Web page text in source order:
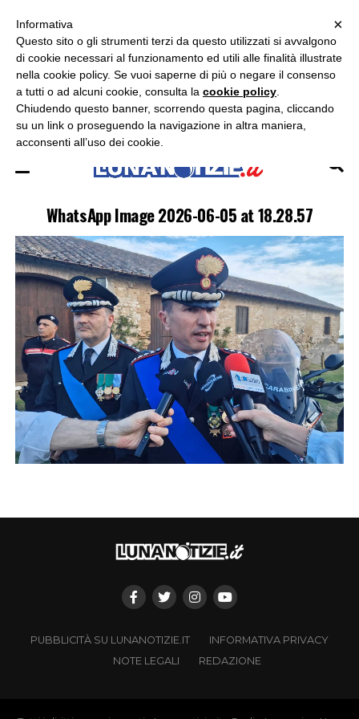
ASCOLTA RADIO LUNA
WhatsApp Image 2026-06-05 at 18.28.57
PUBBLICITÀ SU LUNANOTIZIE.IT
INFORMATIVA PRIVACY
NOTE LEGALI
REDAZIONE
×
×
Informativa
Questo sito o gli strumenti terzi da questo utilizzati si avvalgono
di cookie necessari al funzionamento ed utili alle finalità illustrate
nella cookie policy. Se vuoi saperne di più o negare il consenso
a tutti o ad alcuni cookie, consulta la cookie policy
Chiudendo questo banner, scorrendo questa pagina, cliccando
su un link o proseguendo la navigazione in altra maniera,
acconsenti all’uso dei cookie.